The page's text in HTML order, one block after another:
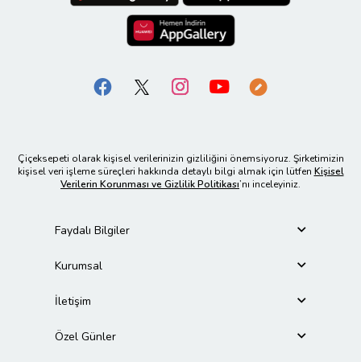
Çiçeksepeti olarak kişisel verilerinizin gizliliğini önemsiyoruz. Şirketimizin
kişisel veri işleme süreçleri hakkında detaylı bilgi almak için lütfen Kişisel
Verilerin Korunması ve Gizlilik Politikası’nı inceleyiniz.
Faydalı Bilgiler
Kurumsal
İletişim
Özel Günler